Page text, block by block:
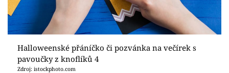
Halloweenské přáníčko či pozvánka na večírek s
pavoučky z knoflíků 4
Zdroj: istockphoto.com